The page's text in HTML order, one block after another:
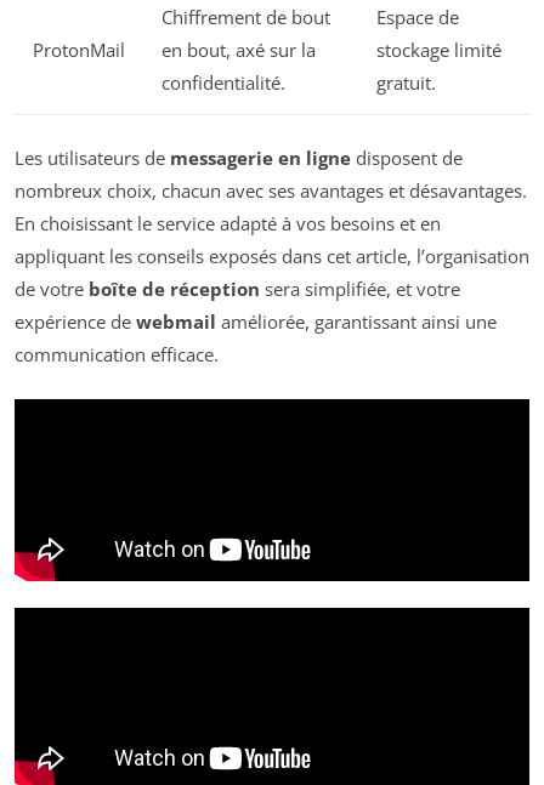
ProtonMail
Chiffrement de bout
en bout, axé sur la
confidentialité.
Espace de
stockage limité
gratuit.
Les utilisateurs de messagerie en ligne disposent de
nombreux choix, chacun avec ses avantages et désavantages.
En choisissant le service adapté à vos besoins et en
appliquant les conseils exposés dans cet article, l’organisation
de votre boîte de réception sera simplifiée, et votre
expérience de webmail améliorée, garantissant ainsi une
communication efficace.